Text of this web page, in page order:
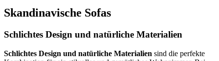
Skandinavische Sofas
Schlichtes Design und natürliche Materialien
Schlichtes Design und natürliche Materialien sind die perfekte